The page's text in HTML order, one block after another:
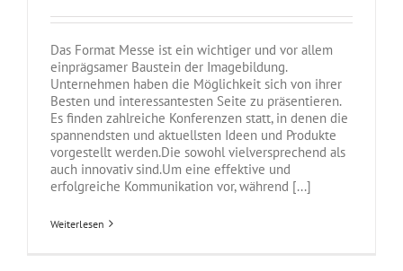
Das Format Messe ist ein wichtiger und vor allem
einprägsamer Baustein der Imagebildung.
Unternehmen haben die Möglichkeit sich von ihrer
Besten und interessantesten Seite zu präsentieren.
Es finden zahlreiche Konferenzen statt, in denen die
spannendsten und aktuellsten Ideen und Produkte
vorgestellt werden.Die sowohl vielversprechend als
auch innovativ sind.Um eine effektive und
erfolgreiche Kommunikation vor, während [...]
Weiterlesen